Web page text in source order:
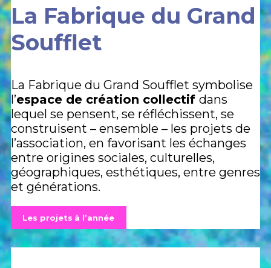
La Fabrique du Grand
Soufflet
La Fabrique du Grand Soufflet symbolise
l’espace de création collectif dans
lequel se pensent, se réfléchissent, se
construisent – ensemble – les projets de
l’association, en favorisant les échanges
entre origines sociales, culturelles,
géographiques, esthétiques, entre genres
et générations.
Les projets à l’année